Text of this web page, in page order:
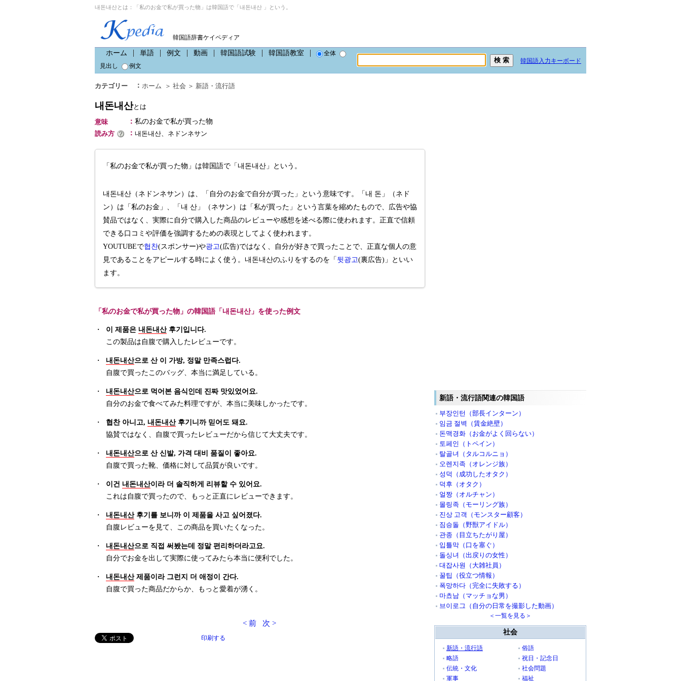
내돈내산とは：「私のお金で私が買った物」は韓国語で「내돈내산 」という。
韓国語辞書ケイペディア
ホーム 単語 例文 動画 韓国語試験 韓国語教室
全体
見出し
例文
韓国語入力キーボード
カテゴリー ： ホーム ＞ 社会 ＞ 新語・流行語
내돈내산とは
意味
： 私のお金で私が買った物
読み方
： 내돈내산、ネドンネサン
「私のお金で私が買った物」は韓国語で「내돈내산」という。
내돈내산（ネドンネサン）は、「自分のお金で自分が買った」という意味です。「내 돈」（ネド
ン）は「私のお金」、「내 산」（ネサン）は「私が買った」という言葉を縮めたもので、広告や協
賛品ではなく、実際に自分で購入した商品のレビューや感想を述べる際に使われます。正直で信頼
できる口コミや評価を強調するための表現としてよく使われます。
YOUTUBEで협찬(スポンサー)や광고(広告)ではなく、自分が好きで買ったことで、正直な個人の意
見であることをアピールする時によく使う。내돈내산のふりをするのを「 뒷광고(裏広告)」といい
ます。
「私のお金で私が買った物」の韓国語「내돈내산」を使った例文
・ 이 제품은 내돈내산후기입니다.
この製品は自腹で購入したレビューです。
・ 내돈내산으로 산 이 가방, 정말 만족스럽다.
自腹で買ったこのバッグ、本当に満足している。
・ 내돈내산으로 먹어본 음식인데 진짜 맛있었어요.
自分のお金で食べてみた料理ですが、本当に美味しかったです。
・ 협찬 아니고, 내돈내산후기니까 믿어도 돼요.
協賛ではなく、自腹で買ったレビューだから信じて大丈夫です。
・ 내돈내산으로 산 신발, 가격 대비 품질이 좋아요.
自腹で買った靴、価格に対して品質が良いです。
・ 이건 내돈내산이라 더 솔직하게 리뷰할 수 있어요.
これは自腹で買ったので、もっと正直にレビューできます。
・ 내돈내산후기를 보니까 이 제품을 사고 싶어졌다.
自腹レビューを見て、この商品を買いたくなった。
・ 내돈내산으로 직접 써봤는데 정말 편리하더라고요.
自分でお金を出して実際に使ってみたら本当に便利でした。
・ 내돈내산제품이라 그런지 더 애정이 간다.
自腹で買った商品だからか、もっと愛着が湧く。
< 前 次 >
印刷する
新語・流行語関連の韓国語
부장인턴（部長インターン）
임금 절벽（賃金絶壁）
돈맥경화（お金がよく回らない）
토페인（トペイン）
탈골녀（タルコルニョ）
오렌지족（オレンジ族）
성덕（成功したオタク）
덕후（オタク）
얼짱（オルチャン）
몰링족（モーリング族）
진상 고객（モンスター顧客）
짐승돌（野獣アイドル）
관종（目立ちたがり屋）
입틀막（口を塞ぐ）
돌싱녀（出戻りの女性）
대잡사원（大雑社員）
꿀팁（役立つ情報）
폭망하다（完全に失敗する）
마쵸남（マッチョな男）
브이로그（自分の日常を撮影した動画）
＜一覧を見る＞
社会
新語・流行語
俗語
略語
祝日・記念日
伝統・文化
社会問題
軍事
福祉